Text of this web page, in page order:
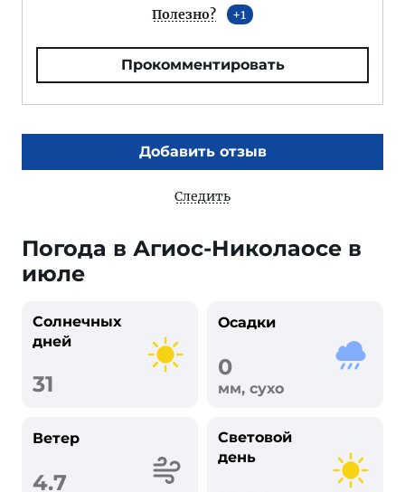
Полезно? 1
Прокомментировать
Добавить отзыв
Следить
Погода в Агиос-Николаосе в
июле
Солнечных
дней
31
Осадки
0
мм, сухо
Ветер
4.7
Световой
день